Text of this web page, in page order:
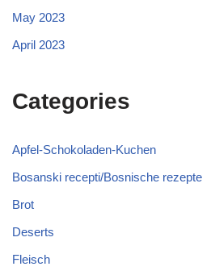
May 2023
April 2023
Categories
Apfel-Schokoladen-Kuchen
Bosanski recepti/Bosnische rezepte
Brot
Deserts
Fleisch